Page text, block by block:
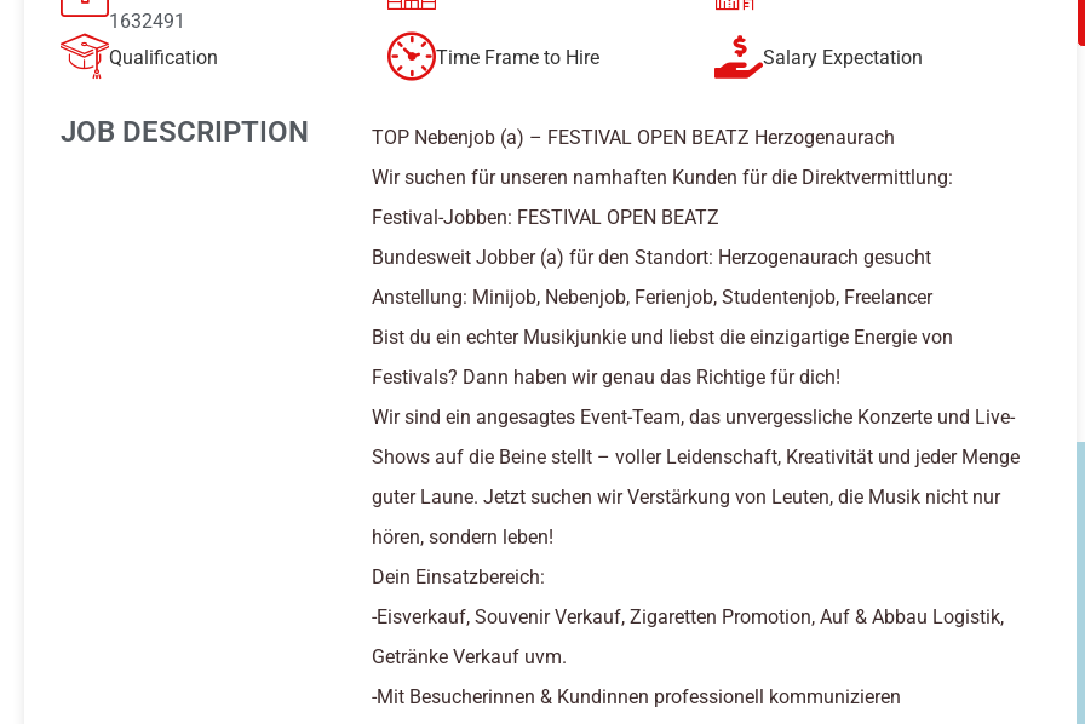
1632491
Qualification Time Frame to Hire Salary Expectation
JOB DESCRIPTION
TOP Nebenjob (a) – FESTIVAL OPEN BEATZ Herzogenaurach
Wir suchen für unseren namhaften Kunden für die Direktvermittlung:
Festival-Jobben: FESTIVAL OPEN BEATZ
Bundesweit Jobber (a) für den Standort: Herzogenaurach gesucht
Anstellung: Minijob, Nebenjob, Ferienjob, Studentenjob, Freelancer
Bist du ein echter Musikjunkie und liebst die einzigartige Energie von
Festivals? Dann haben wir genau das Richtige für dich!
Wir sind ein angesagtes Event-Team, das unvergessliche Konzerte und Live-
Shows auf die Beine stellt – voller Leidenschaft, Kreativität und jeder Menge
guter Laune. Jetzt suchen wir Verstärkung von Leuten, die Musik nicht nur
hören, sondern leben!
Dein Einsatzbereich:
-Eisverkauf, Souvenir Verkauf, Zigaretten Promotion, Auf & Abbau Logistik,
Getränke Verkauf uvm.
-Mit Besucherinnen & Kundinnen professionell kommunizieren